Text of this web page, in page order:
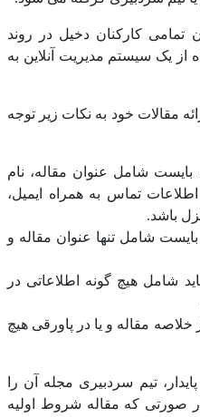
تمامی کارکنان دخیل در روند
از یک سیستم مدیریت آنلاین به
مقالات خود به نکات زیر توجه
شامل عنوان مقاله، نام
تماس به همراه ایمیل،
باشد.
شامل تنها عنوان مقاله و
شامل هیچ گونه اطلاعاتی در
خلاصه مقاله و یا در پاورقی هیچ
تیم سردبیری مجله آن را
صورتی که مقاله شروط اولیه